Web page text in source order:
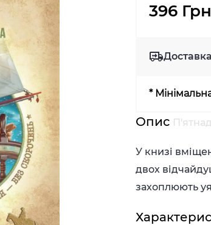
396 Грн
*
Опис
У книзі
двох
захоплюють